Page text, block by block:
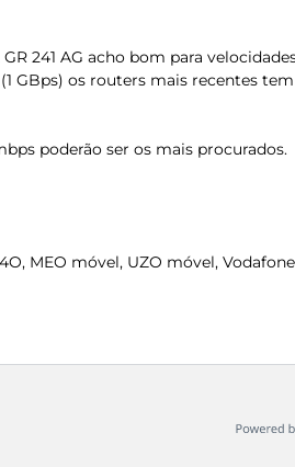
241 AG acho bom para
GBps) os routers mais recentes tem
poderão ser os mais procurados.
MEO móvel, UZO móvel,